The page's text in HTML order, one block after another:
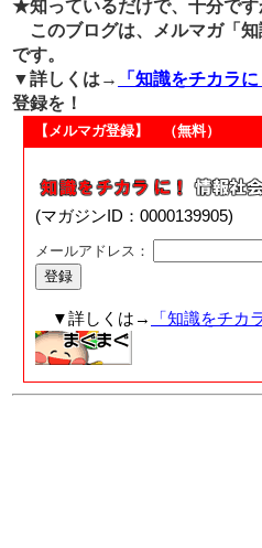
★知っているだけで、十分です
このブログは、メルマガ「
です。
▼詳しくは→
「知識をチカラに
登録を！
【メルマガ登録】 （無料）
(マガジンID：
メールアドレス：
▼詳しくは→ 「知識をチカ